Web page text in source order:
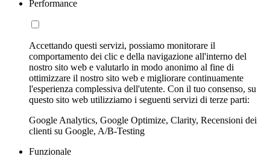
Performance
Accettando questi servizi, possiamo monitorare il
comportamento dei clic e della navigazione all'interno del
nostro sito web e valutarlo in modo anonimo al fine di
ottimizzare il nostro sito web e migliorare continuamente
l'esperienza complessiva dell'utente. Con il tuo consenso, su
questo sito web utilizziamo i seguenti servizi di terze parti:
Google Analytics, Google Optimize, Clarity, Recensioni dei
clienti su Google, A/B-Testing
Funzionale